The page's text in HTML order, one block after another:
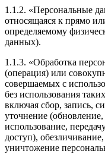
1.1.2. «Персональные
относящаяся к прямо
определяемому
данных).
1.1.3. «Обработка
(операция) или
совершаемых с
без использования
включая сбор, запись,
уточнение
использование,
доступ),
уничтожение